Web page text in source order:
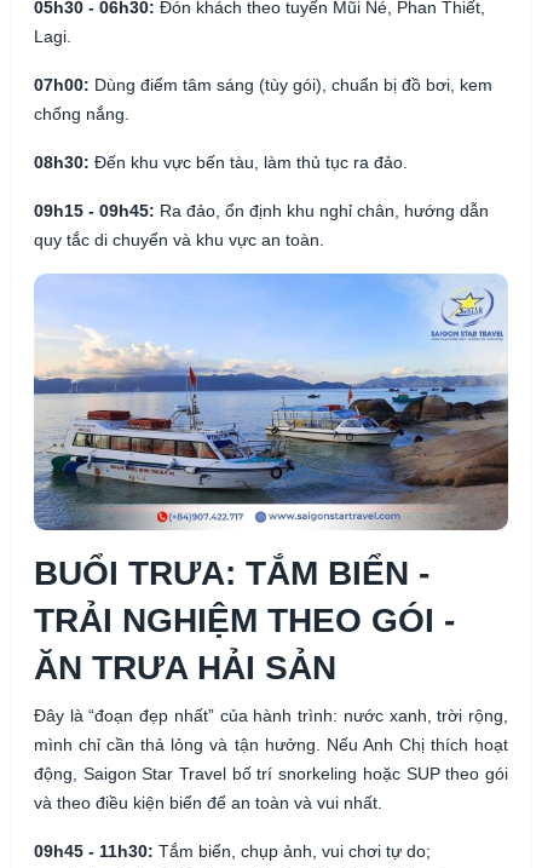
05h30 - 06h30: Đón khách theo tuyến Mũi Né, Phan Thiết,
Lagi.
07h00: Dùng điểm tâm sáng (tùy gói), chuẩn bị đồ bơi, kem
chống nắng.
08h30: Đến khu vực bến tàu, làm thủ tục ra đảo.
09h15 - 09h45: Ra đảo, ổn định khu nghỉ chân, hướng dẫn
quy tắc di chuyển và khu vực an toàn.
BUỔI TRƯA: TẮM BIỂN -
TRẢI NGHIỆM THEO GÓI -
ĂN TRƯA HẢI SẢN
Đây là “đoạn đẹp nhất” của hành trình: nước xanh, trời rộng,
mình chỉ cần thả lỏng và tận hưởng. Nếu Anh Chị thích hoạt
động, Saigon Star Travel bố trí snorkeling hoặc SUP theo gói
và theo điều kiện biển để an toàn và vui nhất.
09h45 - 11h30: Tắm biển, chụp ảnh, vui chơi tự do;